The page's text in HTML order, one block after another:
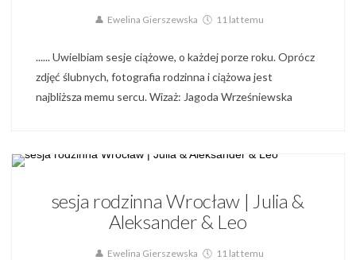
Ewelina Gierszewska 11 lat temu
...... Uwielbiam sesje ciążowe, o każdej porze roku. Oprócz
zdjęć ślubnych, fotografia rodzinna i ciążowa jest
najbliższa memu sercu. Wizaż: Jagoda Wrześniewska
sesja rodzinna Wrocław | Julia &
Aleksander & Leo
Ewelina Gierszewska 11 lat temu